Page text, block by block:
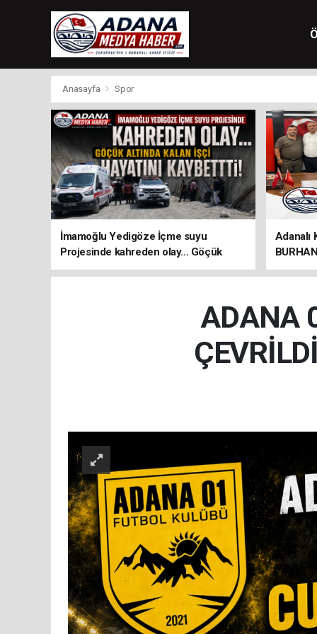
Anasayfa Spor
İmamoğlu Yedigöze İçme suyu
Projesinde kahreden olay... Göçük
altında kalan İşçi hayatını kaybetti!
Adanalı
ÖNEMLİ
ADANA